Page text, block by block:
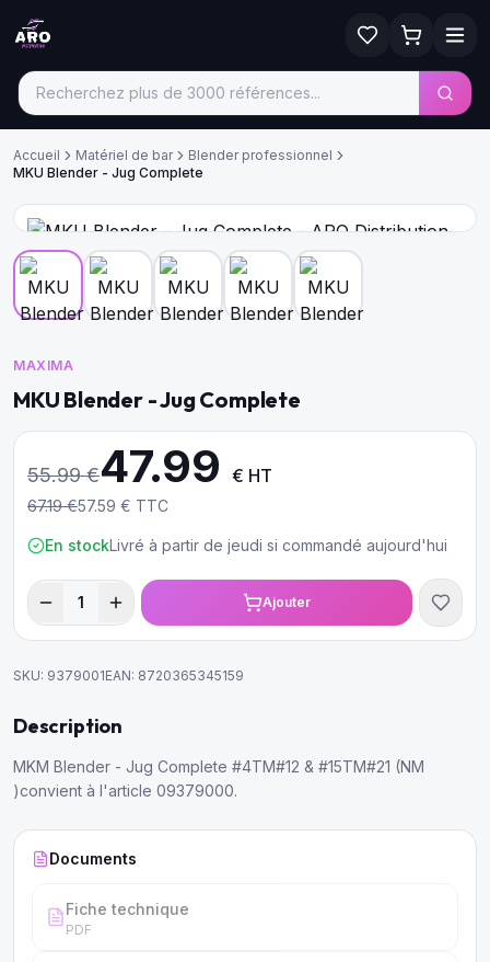
Accueil Matériel de bar
Blender professionnel
MKU Blender - Jug Complete
MAXIMA
MKU Blender - Jug Complete
55.99€47.99 € HT
67.19€57.59 € TTC
En stockLivré à partir de jeudi si commandé aujourd'hui
1 Ajouter
SKU: 9379001EAN: 8720365345159
Description
MKM Blender - Jug Complete #4TM#12 & #15TM#21 (NM
)convient à l'article 09379000.
Documents
Fiche technique
PDF